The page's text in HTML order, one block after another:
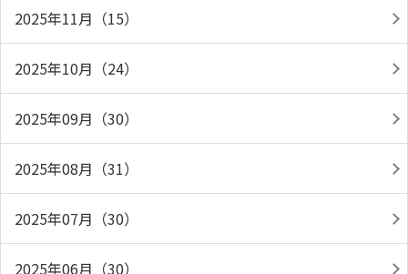
2025年11月（15）
2025年10月（24）
2025年09月（30）
2025年08月（31）
2025年07月（30）
2025年06月（30）